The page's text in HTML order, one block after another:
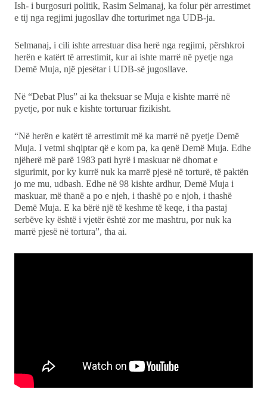
Ish- i burgosuri politik, Rasim Selmanaj, ka folur për arrestimet
e tij nga regjimi jugosllav dhe torturimet nga UDB-ja.
Selmanaj, i cili ishte arrestuar disa herë nga regjimi, përshkroi
herën e katërt të arrestimit, kur ai ishte marrë në pyetje nga
Demë Muja, një pjesëtar i UDB-së jugosllave.
Në “Debat Plus” ai ka theksuar se Muja e kishte marrë në
pyetje, por nuk e kishte torturuar fizikisht.
“Në herën e katërt të arrestimit më ka marrë në pyetje Demë
Muja. I vetmi shqiptar që e kom pa, ka qenë Demë Muja. Edhe
njëherë më parë 1983 pati hyrë i maskuar në dhomat e
sigurimit, por ky kurrë nuk ka marrë pjesë në torturë, të paktën
jo me mu, udbash. Edhe në 98 kishte ardhur, Demë Muja i
maskuar, më thanë a po e njeh, i thashë po e njoh, i thashë
Demë Muja. E ka bërë një të keshme të keqe, i tha pastaj
serbëve ky është i vjetër është zor me mashtru, por nuk ka
marrë pjesë në tortura”, tha ai.